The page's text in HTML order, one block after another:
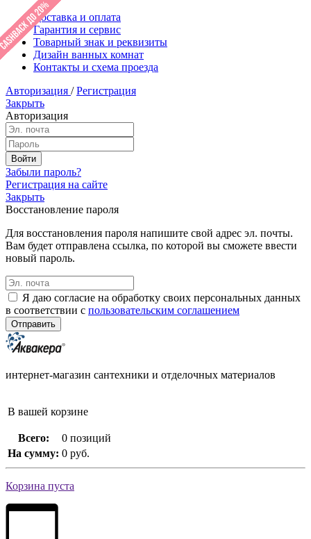
Доставка и оплата
Гарантия и сервис
Товарный знак и реквизиты
Дизайн ванных комнат
Контакты и схема проезда
Авторизация / Регистрация
Закрыть
Авторизация
Забыли пароль?
Регистрация на сайте
Закрыть
Восстановление пароля
Для восстановления пароля напишите свой адрес эл. почты.
Вам будет отправлена ссылка, по которой вы сможете ввести
новый пароль.
Я даю согласие на обработку своих персональных данных
в соответствии с пользовательским соглашением
интернет-магазин сантехники и отделочных материалов
В вашей корзине
Всего:
0 позиций
На сумму: 0 руб.
Корзина пуста